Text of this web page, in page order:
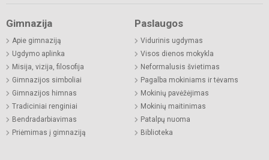
Gimnazija
Apie gimnaziją
Ugdymo aplinka
Misija, vizija, filosofija
Gimnazijos simboliai
Gimnazijos himnas
Tradiciniai renginiai
Bendradarbiavimas
Priėmimas į gimnaziją
Paslaugos
Vidurinis ugdymas
Visos dienos mokykla
Neformalusis švietimas
Pagalba mokiniams ir tėvams
Mokinių pavėžėjimas
Mokinių maitinimas
Patalpų nuoma
Biblioteka